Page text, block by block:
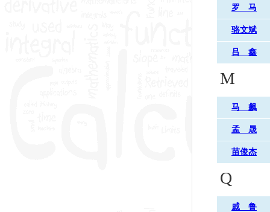
罗 马
骆文斌
吕 鑫
M
马 飙
孟 晟
苗俊杰
Q
戚 鲁